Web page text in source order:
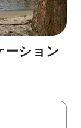
ーション
って移動するか